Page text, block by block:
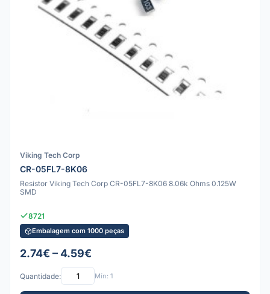
Viking Tech Corp
CR-05FL7-8K06
Resistor Viking Tech Corp CR-05FL7-8K06 8.06k Ohms 0.125W
SMD
8721
Embalagem com 1000 peças
2.74€ – 4.59€
Quantidade: Mín: 1